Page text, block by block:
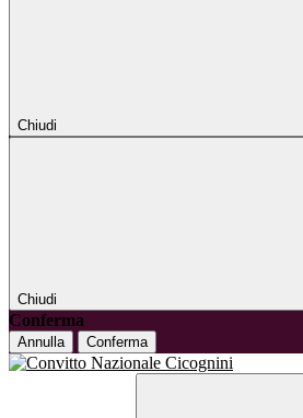
Chiudi
Chiudi
Conferma
Annulla Conferma